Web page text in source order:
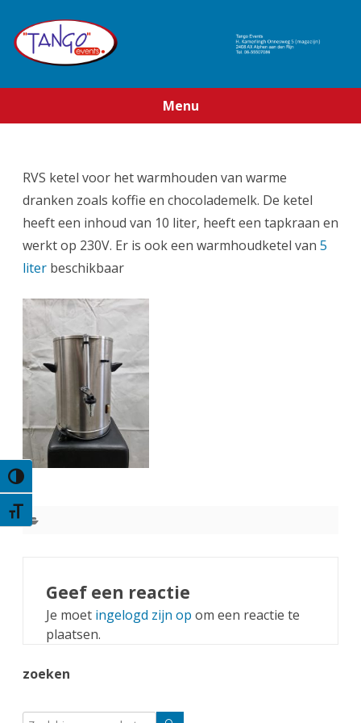
Keuze voor hoog contrast
Kies grootte van het lettertype
Menu
inhoud
RVS ketel voor het warmhouden van warme
dranken zoals koffie en chocolademelk. De ketel
heeft een inhoud van 10 liter, heeft een tapkraan en
werkt op 230V. Er is ook een warmhoudketel van 5
liter beschikbaar
Geef een reactie
Je moet ingelogd zijn op om een reactie te
plaatsen.
zoeken